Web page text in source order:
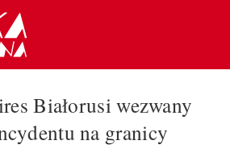
Białorusi wezwany
na granicy